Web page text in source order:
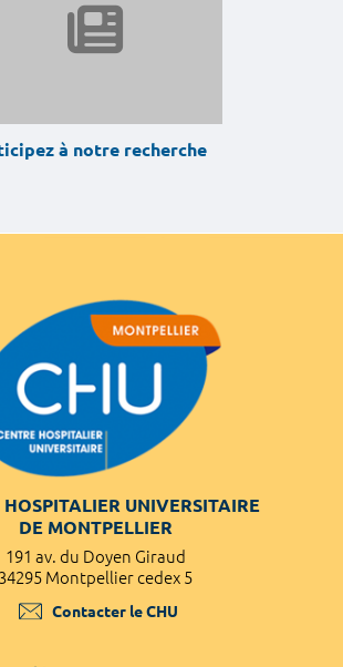
à notre recherche
HOSPITALIER UNIVERSITAIRE
DE MONTPELLIER
191 av. du Doyen Giraud
34295 Montpellier cedex 5
Contacter le CHU